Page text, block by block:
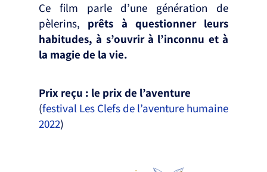
Ce film parle d’une génération de
pèlerins, prêts à questionner leurs
habitudes, à s’ouvrir à l’inconnu et à
la magie de la vie.
Prix reçu : le prix de l’aventure
(festival Les Clefs de l’aventure humaine
2022)